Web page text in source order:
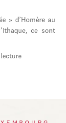
» d’Homère au
ce sont